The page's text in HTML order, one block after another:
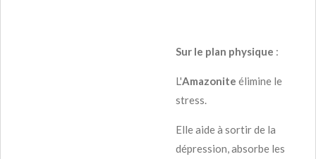
Sur le plan physique :
L'Amazonite élimine le
stress.
Elle aide à sortir de la
dépression, absorbe les